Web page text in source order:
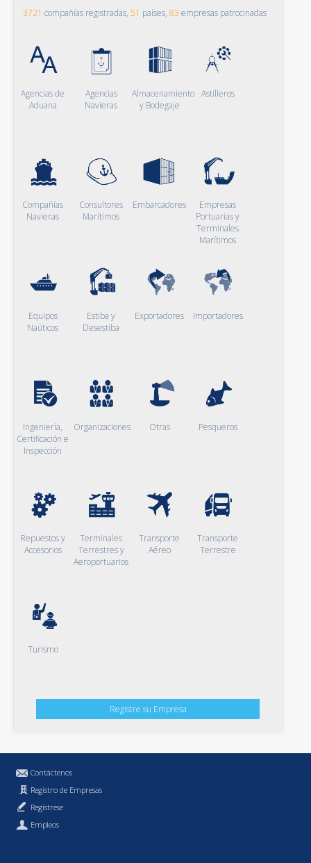
3721 compañías registradas, 51 países, 83 empresas patrocinadas
Agencias de
Aduana
Agencias
Navieras
Almacenamiento
y Bodegaje
Astilleros
Compañías
Navieras
Consultores
Marítimos
Embarcadores
Empresas
Portuarias y
Terminales
Marítimos
Equipos
Naúticos
Estiba y
Desestiba
Exportadores Importadores
Ingeniería,
Certificación e
Inspección
Organizaciones Otras Pesqueros
Repuestos y
Accesorios
Terminales
Terrestres y
Aeroportuarios
Transporte
Aéreo
Transporte
Terrestre
Turismo
Registre su Empresa
Contáctenos
Registro de Empresas
Regístrese
Empleos